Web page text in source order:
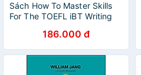
Sách How To Master Skills
For The TOEFL iBT Writing
186.000 đ